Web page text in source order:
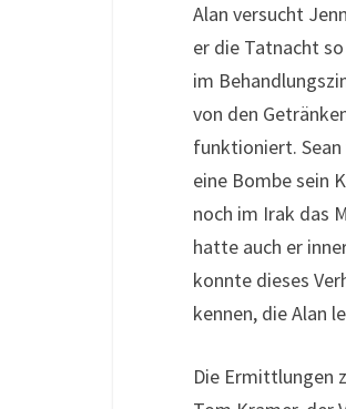
Alan versucht
er die Tatnacht
im
von den
funktioniert. Sean
eine Bombe sein
noch im Irak das
hatte auch er
konnte dieses
kennen, die Alan
Die Ermittlungen